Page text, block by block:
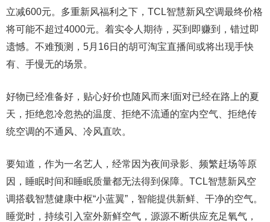
立减600元。多重新风福利之下，TCL智慧新风空调最终价格
将可能不超过4000元。着实令人期待，买到即赚到，错过即
遗憾。不难预测，5月16日的胡可淘宝直播间或将出现手快
有、手慢无的场景。
好物已经准备好，贴心好价也随风而来!面对已经在路上的夏
天，拒绝忽冷忽热的温度、拒绝不流通的室内空气、拒绝传
统空调的不通风、冷风直吹。
要知道，作为一名艺人，经常因为夜间录影、频繁赶场等原
因，睡眠时间和睡眠质量都无法得到保障。TCL智慧新风空
调搭载智慧健康中枢“小蓝翼”，智能提供新鲜、干净的空气。
睡觉时，持续引入室外新鲜空气，源源不断供应充足氧气，